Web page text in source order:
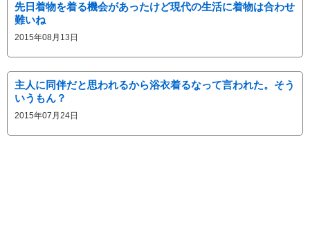
先日着物を着る機会があったけど現代の生活に着物は合わせ
難いね
2015年08月13日
主人に同伴だと思われるから浴衣着るなって言われた。そう
いうもん？
2015年07月24日